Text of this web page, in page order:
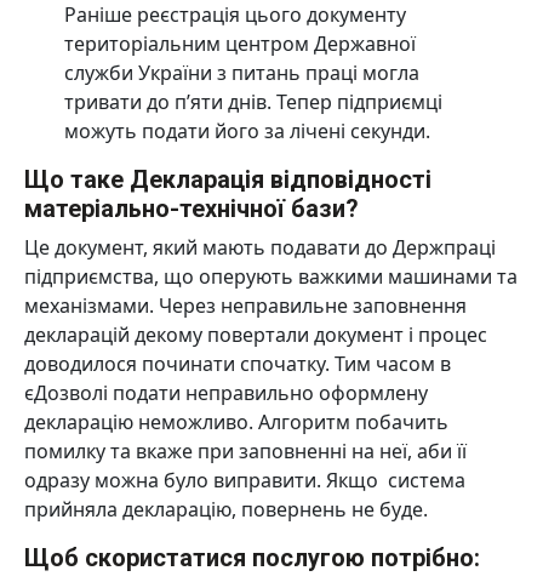
Раніше реєстрація цього документу
територіальним центром Державної
служби України з питань праці могла
тривати до п’яти днів. Тепер підприємці
можуть подати його за лічені секунди.
Що таке Декларація відповідності
матеріально-технічної бази?
Це документ, який мають подавати до Держпраці
підприємства, що оперують важкими машинами та
механізмами. Через неправильне заповнення
декларацій декому повертали документ і процес
доводилося починати спочатку. Тим часом в
єДозволі подати неправильно оформлену
декларацію неможливо. Алгоритм побачить
помилку та вкаже при заповненні на неї, аби її
одразу можна було виправити. Якщо система
прийняла декларацію, повернень не буде.
Щоб скористатися послугою потрібно: